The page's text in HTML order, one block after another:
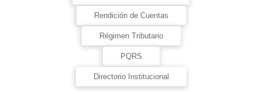
Rendición de Cuentas
Régimen Tributario
PQRS
Directorio Institucional